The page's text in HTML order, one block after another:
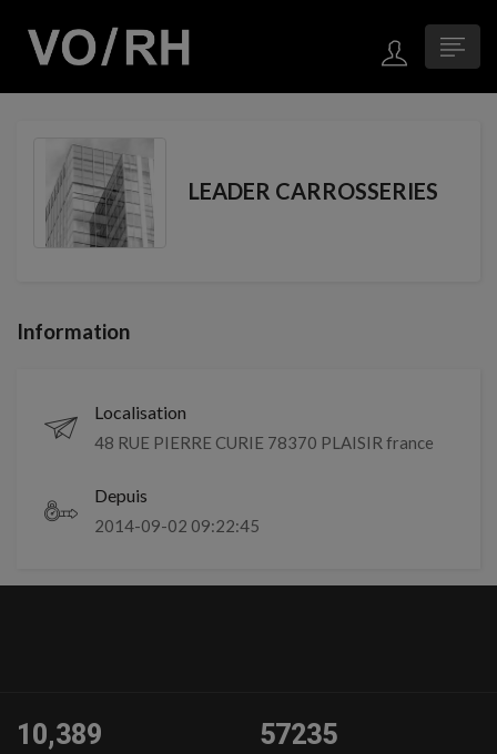
LEADER CARROSSERIES
Information
Localisation
48 RUE PIERRE CURIE 78370 PLAISIR france
Depuis
2014-09-02 09:22:45
10,389 57235